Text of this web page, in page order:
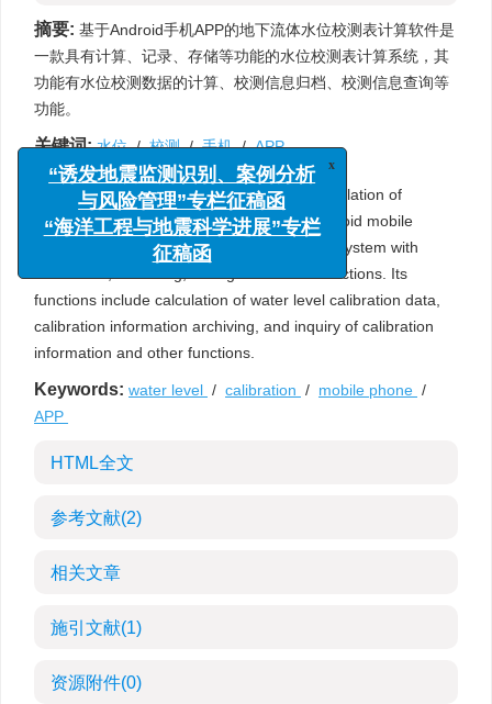
摘要: 基于Android手机APP的地下流体水位校测表计算软件是
一款具有计算、记录、存储等功能的水位校测表计算系统，其
功能有水位校测数据的计算、校测信息归档、校测信息查询等
功能。
关键词: 水位/校测/手机/APP
Abstract:Software for calibration and calculation of
underground fluid water level based on Android mobile
phone APP is a water level calibration table system with
calculation, recording, storage and other functions. Its
functions include calculation of water level calibration data,
calibration information archiving, and inquiry of calibration
information and other functions.
Keywords: water level / calibration / mobile phone /
APP
HTML全文
参考文献(2)
相关文章
施引文献(1)
资源附件(0)
“诱发地震监测识别、案例分析
与风险管理”专栏征稿函
“海洋工程与地震科学进展”专栏
征稿函